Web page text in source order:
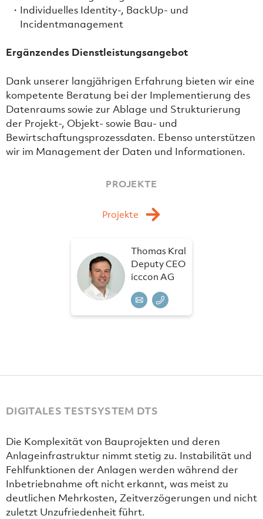
Individuelles Identity-, BackUp- und
Incidentmanagement
Ergänzendes Dienstleistungsangebot
Dank unserer langjährigen Erfahrung bieten wir eine
kompetente Beratung bei der Implementierung des
Datenraums sowie zur Ablage und Strukturierung
der Projekt-, Objekt- sowie Bau- und
Bewirtschaftungsprozessdaten. Ebenso unterstützen
wir im Management der Daten und Informationen.
PROJEKTE
Projekte
Thomas Kral
Deputy CEO
icccon AG
DIGITALES TESTSYSTEM DTS
Die Komplexität von Bauprojekten und deren
Anlageinfrastruktur nimmt stetig zu. Instabilität und
Fehlfunktionen der Anlagen werden während der
Inbetriebnahme oft nicht erkannt, was meist zu
deutlichen Mehrkosten, Zeitverzögerungen und nicht
zuletzt Unzufriedenheit führt.